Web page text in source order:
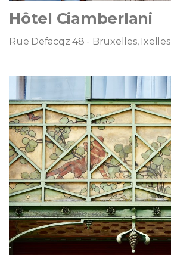
Hôtel Ciamberlani
Rue Defacqz 48 - Bruxelles, Ixelles